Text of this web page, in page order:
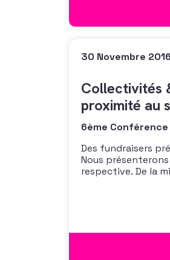
30 Novembre 2016
Collectivités
proximité au
6ème
Des fundraisers
Nous
respective. De la